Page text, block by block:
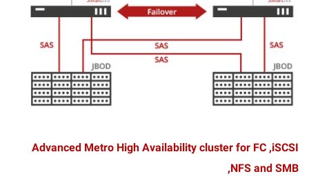
Advanced Metro High Availability cluster for FC ,iSCSI
,NFS and SMB